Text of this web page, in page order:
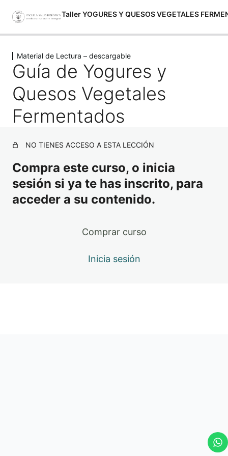
Taller YOGURES Y QUESOS VEGETALES
CLASES GRABADAS
2 lecciones
Material de Lectura – descargable
Guía de Yogures y Quesos Vegetales Fermentados
Material de Lectura – descargable
Guía de Yogures y
Quesos Vegetales
Fermentados
NO TIENES ACCESO A ESTA LECCIÓN
Compra este curso, o inicia
sesión si ya te has inscrito, para
acceder a su contenido.
Comprar curso
Inicia sesión